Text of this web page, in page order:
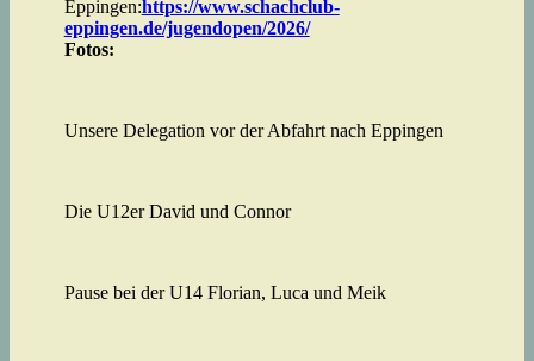
Eppingen:https://www.schachclub-
eppingen.de/jugendopen/2026/
Fotos:
Unsere Delegation vor der Abfahrt nach Eppingen
Die U12er David und Connor
Pause bei der U14 Florian, Luca und Meik